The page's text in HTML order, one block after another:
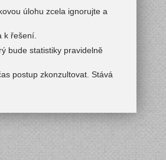
úlohu zcela ignorujte a
k řešení.
bude statistiky pravidelně
postup zkonzultovat. Stává